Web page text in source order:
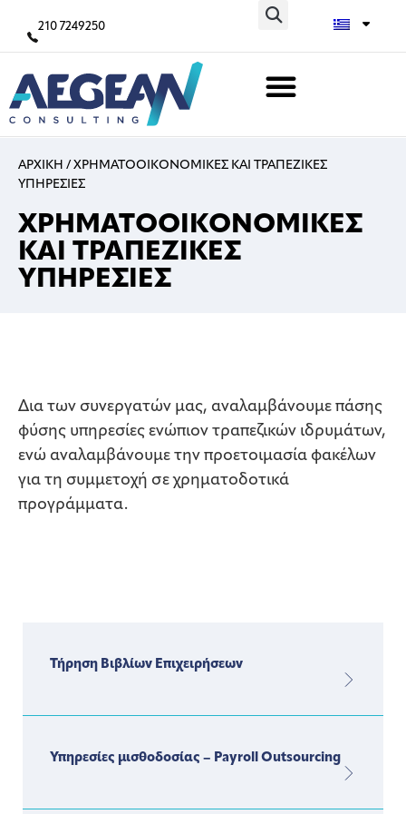
210 7249250
ΑΡΧΙΚΗ / ΧΡΗΜΑΤΟΟΙΚΟΝΟΜΙΚΕΣ ΚΑΙ ΤΡΑΠΕΖΙΚΕΣ
ΥΠΗΡΕΣΙΕΣ
ΧΡΗΜΑΤΟΟΙΚΟΝΟΜΙΚΕΣ
ΚΑΙ ΤΡΑΠΕΖΙΚΕΣ
ΥΠΗΡΕΣΙΕΣ
Δια των συνεργατών μας, αναλαμβάνουμε πάσης
φύσης υπηρεσίες ενώπιον τραπεζικών ιδρυμάτων,
ενώ αναλαμβάνουμε την προετοιμασία φακέλων
για τη συμμετοχή σε χρηματοδοτικά
προγράμματα.
Τήρηση Βιβλίων Επιχειρήσεων
Υπηρεσίες μισθοδοσίας – Payroll Outsourcing